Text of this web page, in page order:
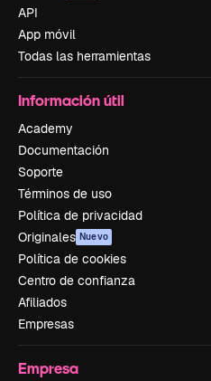
API
App móvil
Todas las herramientas
Información útil
Academy
Documentación
Soporte
Términos de uso
Política de privacidad
Originales Nuevo
Política de cookies
Centro de confianza
Afiliados
Empresas
Empresa